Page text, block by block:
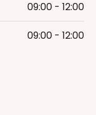
09:00 - 12:00
09:00 - 12:00